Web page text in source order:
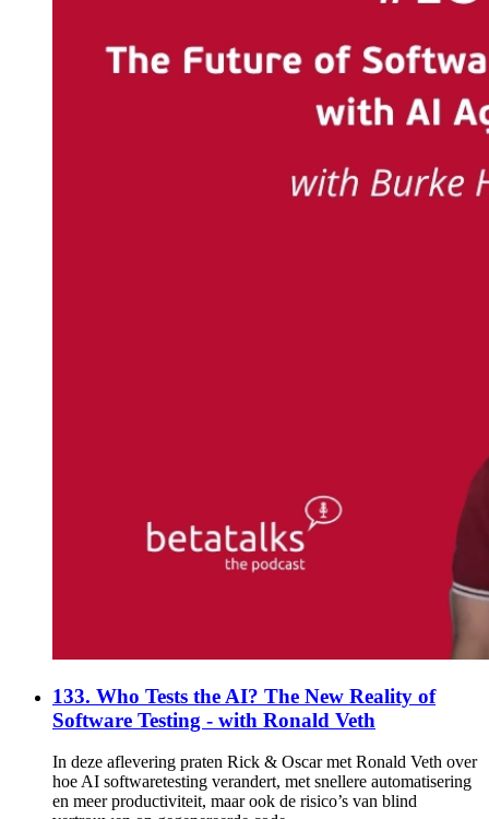
133. Who Tests the AI? The New Reality of
Software Testing - with Ronald Veth
In deze aflevering praten Rick & Oscar met Ronald Veth over
hoe AI softwaretesting verandert, met snellere automatisering
en meer productiviteit, maar ook de risico’s van blind